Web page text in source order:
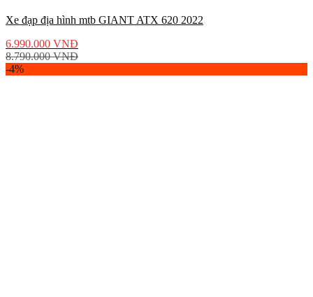
Xe đạp địa hình mtb GIANT ATX 620 2022
6.990.000 VNĐ
8.790.000VNĐ
-4%